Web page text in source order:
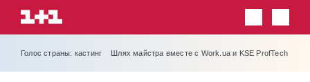
Голос страны: кастинг Шлях майстра вместе с Work.ua и KSE ProfTech